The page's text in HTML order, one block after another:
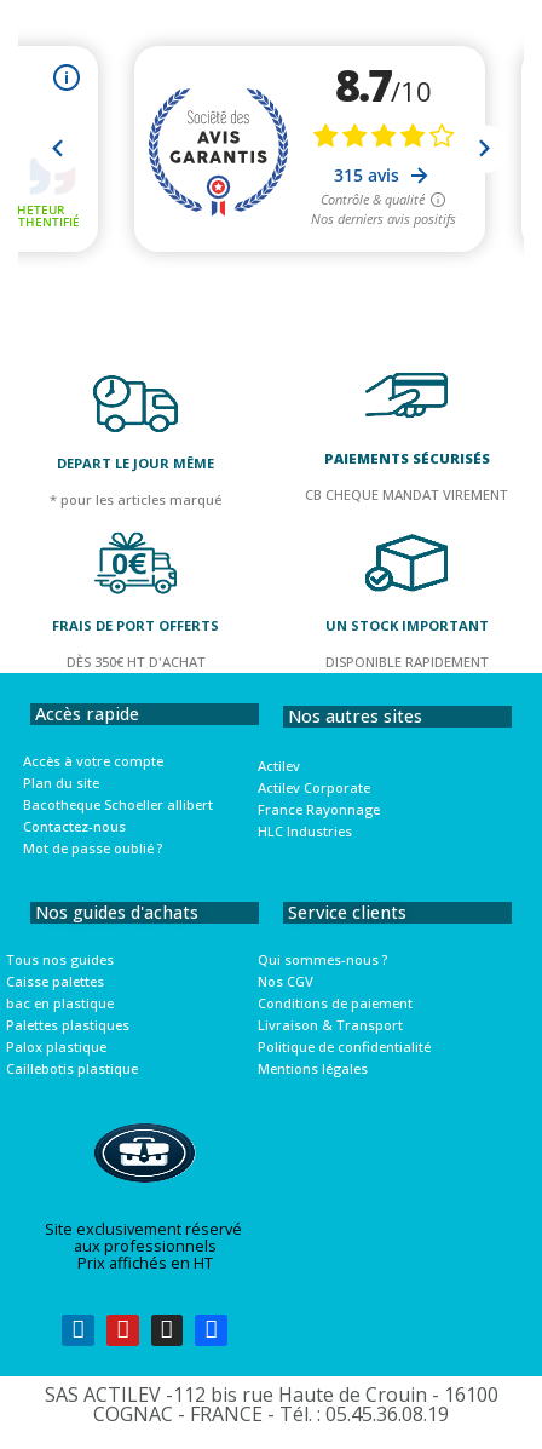
DEPART LE JOUR MÊME
* pour les articles marqué
PAIEMENTS SÉCURISÉS
CB CHEQUE MANDAT VIREMENT
FRAIS DE PORT OFFERTS
DÈS 350€ HT D'ACHAT
UN STOCK IMPORTANT
DISPONIBLE RAPIDEMENT
Accès rapide
Accès à votre compte
Plan du site
Bacotheque Schoeller allibert
Contactez-nous
Mot de passe oublié ?
Nos autres sites
Actilev
Actilev Corporate
France Rayonnage
HLC Industries
Nos guides d'achats
Tous nos guides
Caisse palettes
bac en plastique
Palettes plastiques
Palox plastique
Caillebotis plastique
Service clients
Qui sommes-nous ?
Nos CGV
Conditions de paiement
Livraison & Transport
Politique de confidentialité
Mentions légales
Site exclusivement réservé
aux professionnels
Prix affichés en HT
SAS ACTILEV -112 bis rue Haute de Crouin - 16100
COGNAC - FRANCE - Tél. : 05.45.36.08.19​